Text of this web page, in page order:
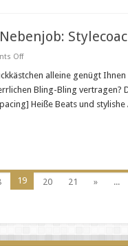
richtige
Offon
verrückter
Stylecoach
alleine genügt
Bling-Bling vertragen?
Heiße Beats und
19 20 21 » ...